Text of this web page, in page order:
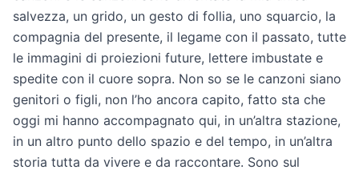
salvezza, un grido, un gesto di follia, uno squarcio, la
compagnia del presente, il legame con il passato, tutte
le immagini di proiezioni future, lettere imbustate e
spedite con il cuore sopra. Non so se le canzoni siano
genitori o figli, non l’ho ancora capito, fatto sta che
oggi mi hanno accompagnato qui, in un’altra stazione,
in un altro punto dello spazio e del tempo, in un’altra
storia tutta da vivere e da raccontare. Sono sul